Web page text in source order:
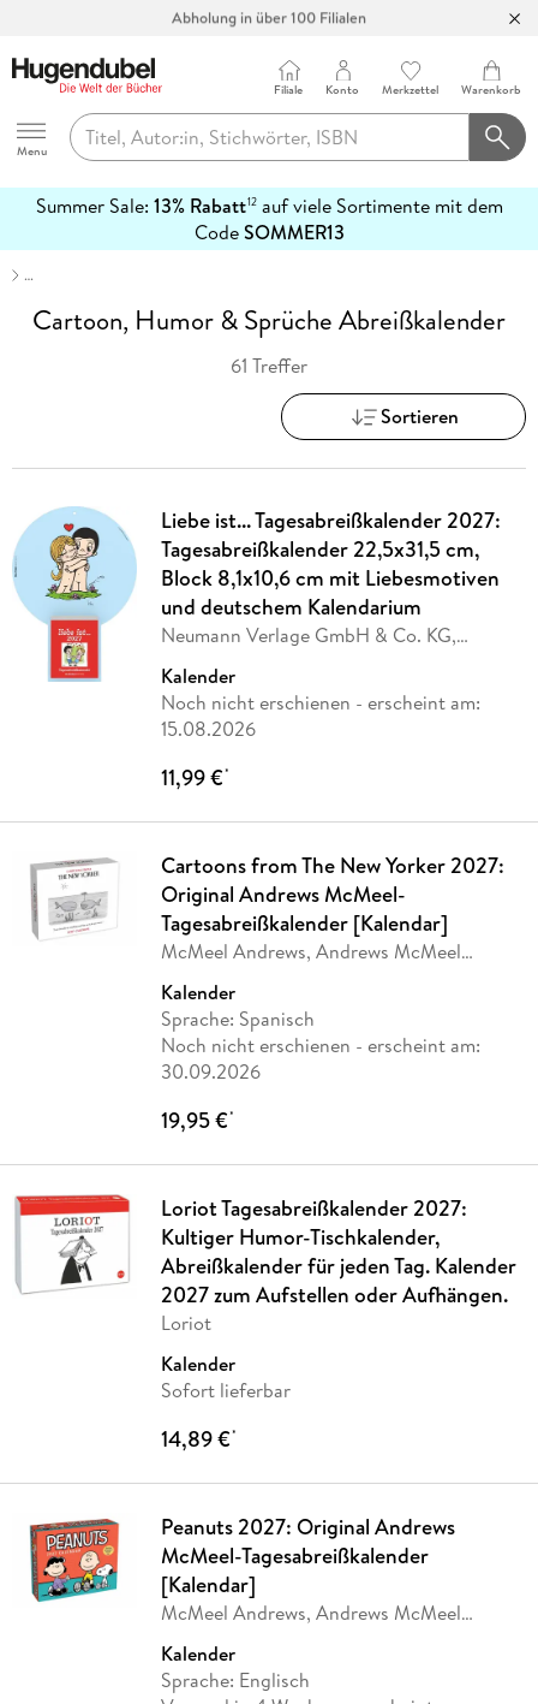
Abholung in über 100 Filialen
Hugendubel
Menu
Filiale Konto Merkzettel Warenkorb
Summer Sale: 13% Rabatt12auf viele Sortimente mit dem
CodeSOMMER13
erfahren
…
Cartoon, Humor & Sprüche Abreißkalender
61 Treffer
Sortieren
Liebe ist... Tagesabreißkalender 2027:
Tagesabreißkalender 22,5x31,5 cm,
Block 8,1x10,6 cm mit Liebesmotiven
und deutschem Kalendarium
Neumann Verlage GmbH & Co. KG,
Kalender
Noch nicht erschienen - erscheint am:
15.08.2026
11,99 €*
Cartoons from The New Yorker 2027:
Original Andrews McMeel-
Tagesabreißkalender [Kalendar]
McMeel Andrews, Andrews McMeel
Kalender
Sprache: Spanisch
Noch nicht erschienen - erscheint am:
30.09.2026
19,95 €*
Loriot Tagesabreißkalender 2027:
Kultiger Humor-Tischkalender,
Abreißkalender für jeden Tag. Kalender
2027 zum Aufstellen oder Aufhängen.
Loriot
Kalender
Sofort lieferbar
14,89 €*
Peanuts 2027: Original Andrews
McMeel-Tagesabreißkalender
[Kalendar]
McMeel Andrews, Andrews McMeel
Kalender
Sprache: Englisch